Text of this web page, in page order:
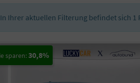
In Ihrer aktuellen Filterung befindet sich 1
30,8%